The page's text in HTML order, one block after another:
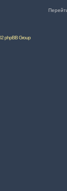
phpBB Group